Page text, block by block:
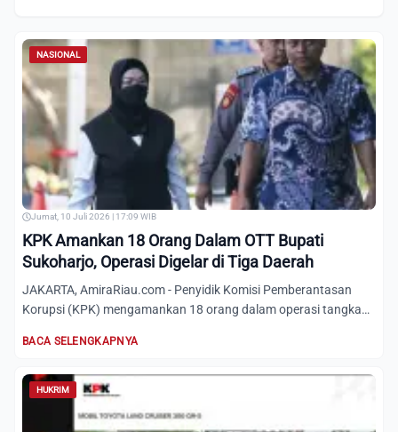
NASIONAL
Jumat, 10 Juli 2026 | 17:09 WIB
KPK Amankan 18 Orang Dalam OTT Bupati
Sukoharjo, Operasi Digelar di Tiga Daerah
JAKARTA, AmiraRiau.com - Penyidik Komisi Pemberantasan
Korupsi (KPK) mengamankan 18 orang dalam operasi tangkap
BACA SELENGKAPNYA
HUKRIM